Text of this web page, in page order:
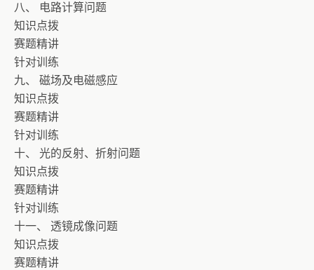
八、 电路计算问题
知识点拨
赛题精讲
针对训练
九、 磁场及电磁感应
知识点拨
赛题精讲
针对训练
十、 光的反射、折射问题
知识点拨
赛题精讲
针对训练
十一、 透镜成像问题
知识点拨
赛题精讲